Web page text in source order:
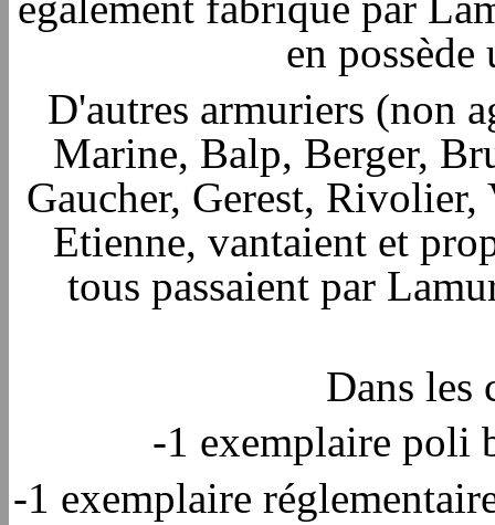
en
D'autres armuriers (non
Marine, Balp, Berger,
Gaucher, Gerest,
Etienne, vantaient et
tous passaient par
Dans les
-1 exemplaire poli
-1 exemplaire